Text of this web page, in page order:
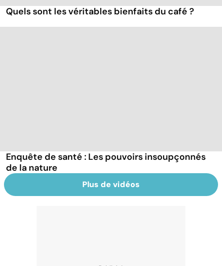
Quels sont les véritables bienfaits du café ?
Enquête de santé : Les pouvoirs insoupçonnés
de la nature
Plus de vidéos